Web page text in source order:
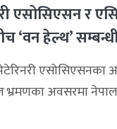
एसोसिएसन र
‘वन हेल्थ’
एसोसिएसनका
भ्रमणका अवसरमा
सहकार्यलाई नयाँ